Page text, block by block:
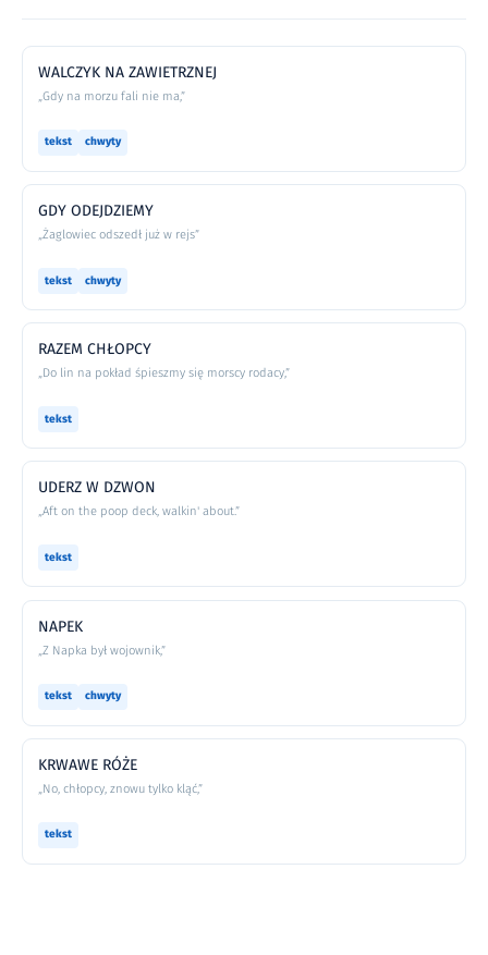
WALCZYK NA ZAWIETRZNEJ
„Gdy na morzu fali nie ma,”
tekst chwyty
GDY ODEJDZIEMY
„Żaglowiec odszedł już w rejs”
tekst chwyty
RAZEM CHŁOPCY
„Do lin na pokład śpieszmy się morscy rodacy,”
tekst
UDERZ W DZWON
„Aft on the poop deck, walkin' about.”
tekst
NAPEK
„Z Napka był wojownik,”
tekst chwyty
KRWAWE RÓŻE
„No, chłopcy, znowu tylko kląć,”
tekst